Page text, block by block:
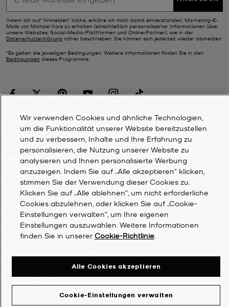
Indem ich auf "Anmelden" klicke, erkläre ich mich damit einverstanden, Marketing-E-
Mails von Michael Kors zu erhalten (einschließlich personalisierter Informationen über
unsere Websites, Social-Media-Plattformen und Online-Partner), wie in der
Datenschutzerklärung näher beschrieben. Sie können sich jederzeit wieder abmelden.
*Es gelten die jeweiligen Bedingungen. Weitere Informationen finden Sie in den
Bedingungen dieses Programms.
KUNDENDIENST
MEIN KONTO
UNTERNEHMEN
2026Michael Kors
Datenschutzrichtlinie
Erklärung zur Barrierefreiheit
Wir verwenden Cookies und ähnliche Technologien,
um die Funktionalität unserer Website bereitzustellen
und zu verbessern, Inhalte und Ihre Erfahrung zu
personalisieren, die Nutzung unserer Website zu
analysieren und Ihnen personalisierte Werbung
anzuzeigen. Indem Sie auf „Alle akzeptieren“ klicken,
stimmen Sie der Verwendung dieser Cookies zu.
Klicken Sie auf „Alle ablehnen“, um nicht erforderliche
Cookies abzulehnen, oder klicken Sie auf „Cookie-
Einstellungen verwalten“, um Ihre eigenen
Einstellungen auszuwählen. Weitere Informationen
finden Sie in unserer Cookie-Richtlinie.
Cookie-Einstellungen verwalten
Alle Cookies akzeptieren